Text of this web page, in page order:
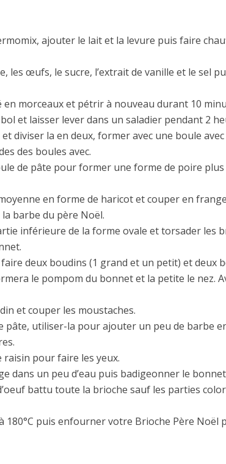
ajouter le lait et la levure puis faire
les œufs, le sucre, l’extrait de vanille et le sel
morceaux et pétrir à nouveau durant 10
et laisser lever dans un saladier pendant 2
diviser la en deux, former avec une boule
des boules avec.
de pâte pour former une forme de poire
en forme de haricot et couper en
barbe du père Noël.
inférieure de la forme ovale et torsader les
deux boudins (1 grand et un petit) et deux
le pompom du bonnet et la petite le nez.
et couper les moustaches.
pâte, utiliser-la pour ajouter un peu de barbe
raisin pour faire les yeux.
dans un peu d’eau puis badigeonner le
battu toute la brioche sauf les parties
puis enfourner votre Brioche Père Noël